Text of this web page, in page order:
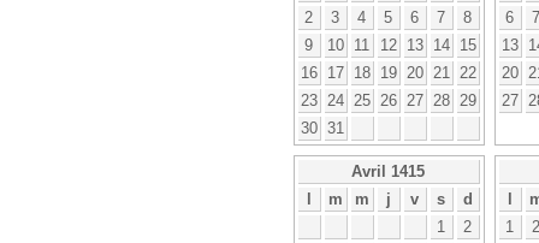
2
3 4 5 6 7
8
9
10 11 12 13 14
15
16
17 18 19 20 21
22
23
24 25 26 27 28
29
30 31
6
7
13
20
27
Avril 1415
l
m m j v s
d
1
2
l
1
2